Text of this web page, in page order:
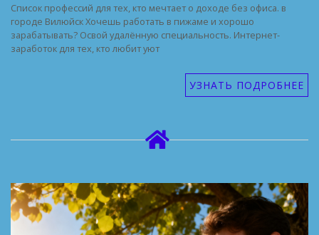
Список профессий для тех, кто мечтает о доходе без офиса. в
городе Вилюйск Хочешь работать в пижаме и хорошо
зарабатывать? Освой удалённую специальность. Интернет-
заработок для тех, кто любит уют
УЗНАТЬ ПОДРОБНЕЕ